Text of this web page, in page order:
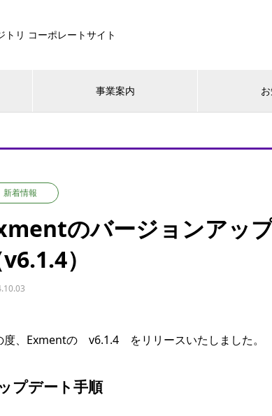
トリ コーポレートサイト
事業案内
新着情報
のバージョンアッ
v6.1.4）
度、Exmentの v6.1.4 をリリースいたしました。
プデート手順